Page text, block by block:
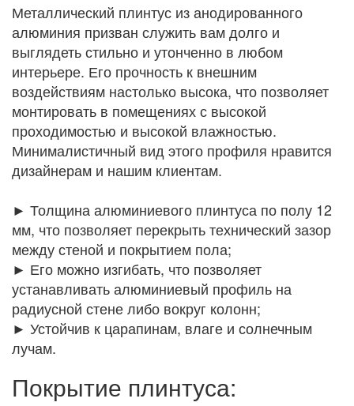
Металлический плинтус из анодированного
алюминия призван служить вам долго и
выглядеть стильно и утонченно в любом
интерьере. Его прочность к внешним
воздействиям настолько высока, что позволяет
монтировать в помещениях с высокой
проходимостью и высокой влажностью.
Минималистичный вид этого профиля нравится
дизайнерам и нашим клиентам.
► Толщина алюминиевого плинтуса по полу 12
мм, что позволяет перекрыть технический зазор
между стеной и покрытием пола;
► Его можно изгибать, что позволяет
устанавливать алюминиевый профиль на
радиусной стене либо вокруг колонн;
► Устойчив к царапинам, влаге и солнечным
лучам.
Покрытие плинтуса: